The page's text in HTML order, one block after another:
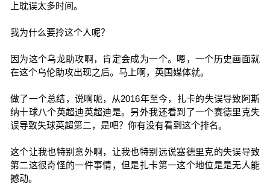
上耽误太多时间。
我为什么要拎这个人呢？
因为这个乌龙助攻啊，肯定会成为一个。嗯，一个历史画面就
在这个乌伦助攻出现之后。马上啊，英国媒体就。
做了一个总结，说啊呃，从2016年至今，扎卡的失误导致阿斯
纳十球八个英超迪英超迪是。另外我还看到了一个赛德里克失
误导致失球英超第二，是吧？你有没有看到这个排名。
这个让我也特别意外啊，让我也特别远说塞德里克的失误导致
第二这很奇怪的一件事情，但是扎卡第一这个地位是是无人能
撼动。